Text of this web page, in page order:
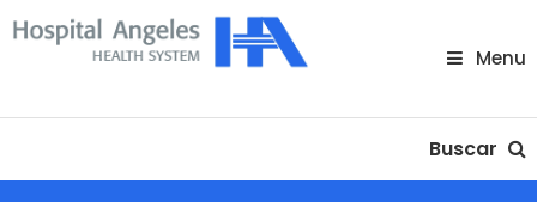
Skip
To
Menu
Buscar